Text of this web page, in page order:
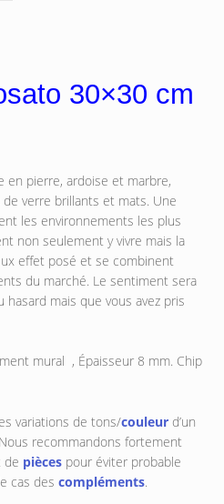
30×30 cm
en pierre, ardoise et marbre,
verre brillants et mats. Une
les environnements les plus
non seulement y vivre mais la
effet posé et se combinent
du marché. Le sentiment sera
hasard mais que vous avez pris
mural , Épaisseur 8 mm. Chip
variations de tons/couleurd’un
recommandons fortement
de piècespour éviter probable
cas des compléments.